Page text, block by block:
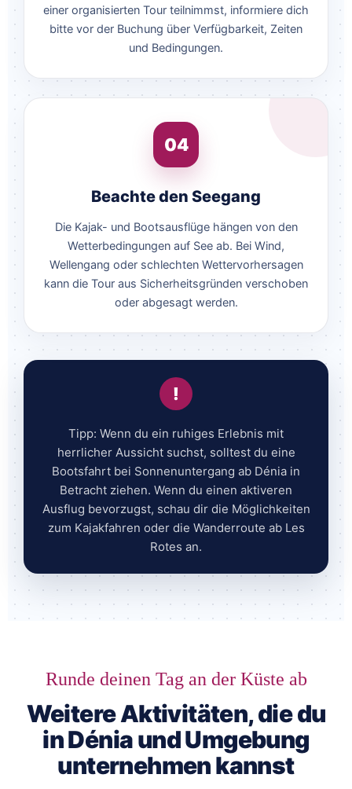
einer organisierten Tour teilnimmst, informiere dich
bitte vor der Buchung über Verfügbarkeit, Zeiten
und Bedingungen.
04
Beachte den Seegang
Die Kajak- und Bootsausflüge hängen von den
Wetterbedingungen auf See ab. Bei Wind,
Wellengang oder schlechten Wettervorhersagen
kann die Tour aus Sicherheitsgründen verschoben
oder abgesagt werden.
!
Tipp: Wenn du ein ruhiges Erlebnis mit
herrlicher Aussicht suchst, solltest du eine
Bootsfahrt bei Sonnenuntergang ab Dénia in
Betracht ziehen. Wenn du einen aktiveren
Ausflug bevorzugst, schau dir die Möglichkeiten
zum Kajakfahren oder die Wanderroute ab Les
Rotes an.
Runde deinen Tag an der Küste ab
Weitere Aktivitäten, die du
in Dénia und Umgebung
unternehmen kannst